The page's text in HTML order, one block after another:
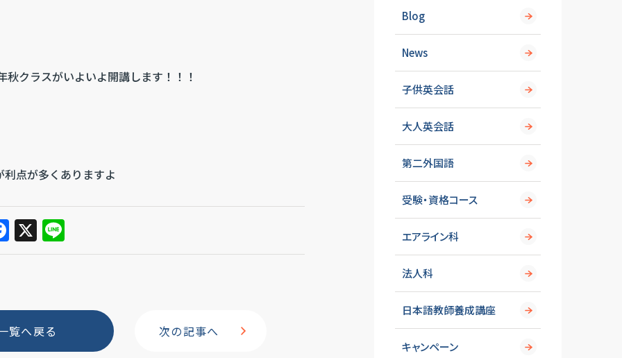
クラスがいよいよ開講します！！！
点が多くありますよ
F
a
b
o
X Li
n
次の記事へ
覧へ戻る
Blog
News
子供英会話
大人英会話
第二外国語
受験・資格コース
エアライン科
法人科
日本語教師養成講座
キャンペーン